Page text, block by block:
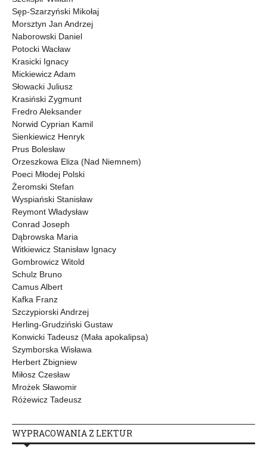
Sęp-Szarzyński Mikołaj
Morsztyn Jan Andrzej
Naborowski Daniel
Potocki Wacław
Krasicki Ignacy
Mickiewicz Adam
Słowacki Juliusz
Krasiński Zygmunt
Fredro Aleksander
Norwid Cyprian Kamil
Sienkiewicz Henryk
Prus Bolesław
Orzeszkowa Eliza (Nad Niemnem)
Poeci Młodej Polski
Żeromski Stefan
Wyspiański Stanisław
Reymont Władysław
Conrad Joseph
Dąbrowska Maria
Witkiewicz Stanisław Ignacy
Gombrowicz Witold
Schulz Bruno
Camus Albert
Kafka Franz
Szczypiorski Andrzej
Herling-Grudziński Gustaw
Konwicki Tadeusz (Mała apokalipsa)
Szymborska Wisława
Herbert Zbigniew
Miłosz Czesław
Mrożek Sławomir
Różewicz Tadeusz
WYPRACOWANIA Z LEKTUR